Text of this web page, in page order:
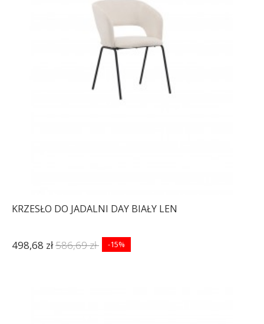
KRZESŁO DO JADALNI DAY BIAŁY LEN
498,68 zł586,69 zł -15%